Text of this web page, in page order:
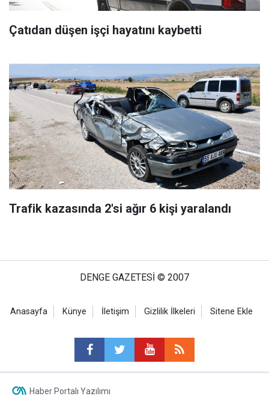
Çatıdan düşen işçi hayatını kaybetti
Trafik kazasında 2'si ağır 6 kişi yaralandı
DENGE GAZETESİ © 2007
Anasayfa Künye İletişim Gizlilik İlkeleri Sitene Ekle
Haber Portalı Yazılımı